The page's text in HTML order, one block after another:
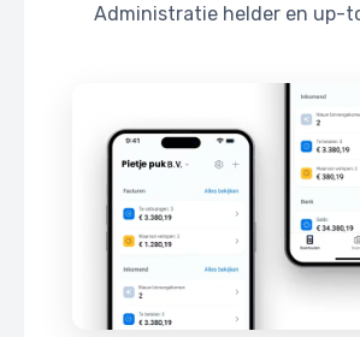
Administratie helder en up-